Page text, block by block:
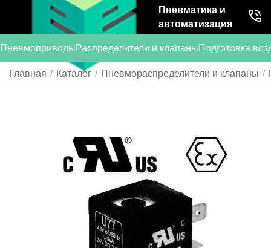
Пневматика и
автоматизация
ПневмоприводыРаспределители и клапаныПодготовка
Главная / Каталог / Пневмораспределители и клапаны /